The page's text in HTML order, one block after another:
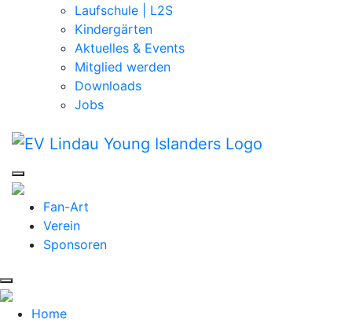
Laufschule | L2S
Kindergärten
Aktuelles & Events
Mitglied werden
Downloads
Jobs
Fan-Art
Verein
Sponsoren
Home